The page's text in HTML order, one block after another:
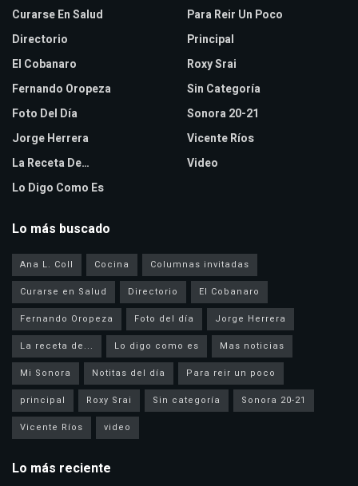
Curarse En Salud
Directorio
El Cobanaro
Fernando Oropeza
Foto Del Día
Jorge Herrera
La Receta De…
Lo Digo Como Es
Para Reir Un Poco
Principal
Roxy Srai
Sin Categoría
Sonora 20-21
Vicente Ríos
Video
Lo más buscado
Ana L. Coll Cocina
Columnas invitadas
Curarse en Salud
Directorio
El Cobanaro
Fernando Oropeza
Foto del día
Jorge Herrera
La receta de...
Lo digo como es
Mas noticias
Mi Sonora
Notitas del día
Para reir un poco
principal
Roxy Srai Sin categoría
Sonora 20-21
Vicente Ríos
video
Lo más reciente